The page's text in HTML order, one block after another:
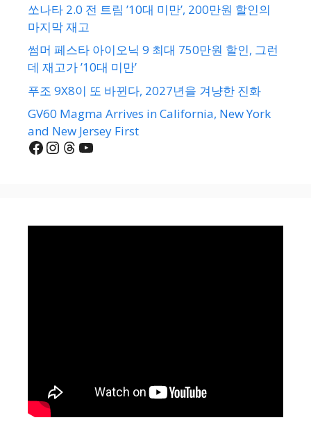
쏘나타 2.0 전 트림 ’10대 미만’, 200만원 할인의
마지막 재고
썸머 페스타 아이오닉 9 최대 750만원 할인, 그런
데 재고가 ’10대 미만’
푸조 9X8이 또 바뀐다, 2027년을 겨냥한 진화
GV60 Magma Arrives in California, New York
and New Jersey First
Facebook
Instagram
Threads
YouTube